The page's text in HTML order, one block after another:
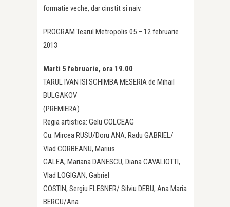
formatie veche, dar cinstit si naiv.
PROGRAM Tearul Metropolis 05 – 12 februarie
2013
Marti 5 februarie, ora 19.00
TARUL IVAN ISI SCHIMBA MESERIA de Mihail
BULGAKOV
(PREMIERA)
Regia artistica: Gelu COLCEAG
Cu: Mircea RUSU/Doru ANA, Radu GABRIEL/
Vlad CORBEANU, Marius
GALEA, Mariana DANESCU, Diana CAVALIOTTI,
Vlad LOGIGAN, Gabriel
COSTIN, Sergiu FLESNER/ Silviu DEBU, Ana Maria
BERCU/Ana